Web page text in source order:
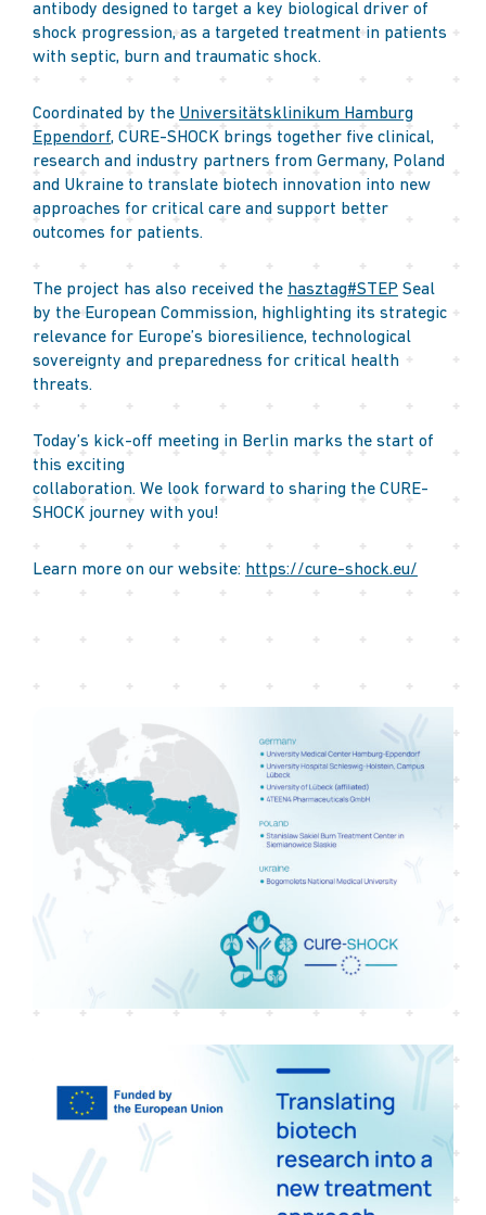
antibody designed to target a key biological driver of
shock progression, as a targeted treatment in patients
with septic, burn and traumatic shock.
Coordinated by the Universitätsklinikum Hamburg
Eppendorf, CURE-SHOCK brings together five clinical,
research and industry partners from Germany, Poland
and Ukraine to translate biotech innovation into new
approaches for critical care and support better
outcomes for patients.
The project has also received the hasztag#STEP Seal
by the European Commission, highlighting its strategic
relevance for Europe’s bioresilience, technological
sovereignty and preparedness for critical health
threats.
Today’s kick-off meeting in Berlin marks the start of
this exciting
collaboration. We look forward to sharing the CURE-
SHOCK journey with you!
Learn more on our website: https://cure-shock.eu/